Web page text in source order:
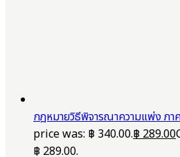
กฎหมายวิธีพิจารณาความแพ่ง ภา
price was: ฿ 340.00.฿289.00
฿ 289.00.